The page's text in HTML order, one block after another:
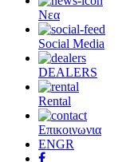
Νεα
Social Media
DEALERS
Rental
Επικοινωνια
ENGR